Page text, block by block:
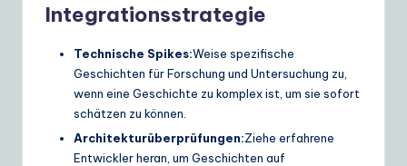
Integrationsstrategie
Technische Spikes:Weise spezifische
Geschichten für Forschung und Untersuchung zu,
wenn eine Geschichte zu komplex ist, um sie sofort
schätzen zu können.
Architekturüberprüfungen:Ziehe erfahrene
Entwickler heran, um Geschichten auf